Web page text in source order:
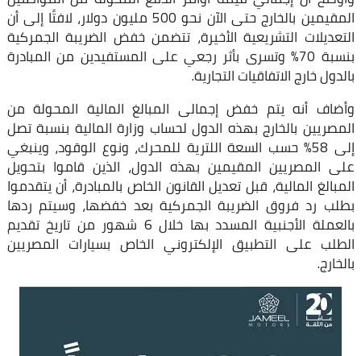
المقيمين بالخارج حتى الآن نحو 500 مليون دولار، لافتًا إلى أن
التعديلات التشريعية الأخيرة، تتضمن خفض الضريبة الجمركية
بنسبة 70٪ وتسرى بأثر رجعي على المستفيدين من المبادرة
بالدول خارج الاتفاقيات التجارية.
وأضاف أنه يتم خفض إجمالى المبالغ المالية المحولة من
المصريين بالخارج بهذه الدول لحساب وزارة المالية بنسبة تصل
إلى 58٪ حسب السعة اللترية للمحرك، ونوع الوقود، وينبغي
على المصريين المقيمين بهذه الدول، الذين قاموا بتحويل
المبالغ المالية، قبل تعديل القانون الخاص بالمبادرة، أن يتقدموا
بطلب رد فروق الضريبة الجمركية بعد خفضها، وسيتم ردها
بالعملة الأجنبية المسدد بها خلال 6 شهور من تاريخ تقديم
الطلب على التطبيق الإلكتروني الخاص بسيارات المصريين
بالخارج.